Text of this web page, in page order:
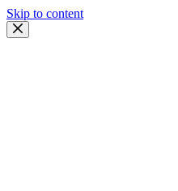
Skip to content